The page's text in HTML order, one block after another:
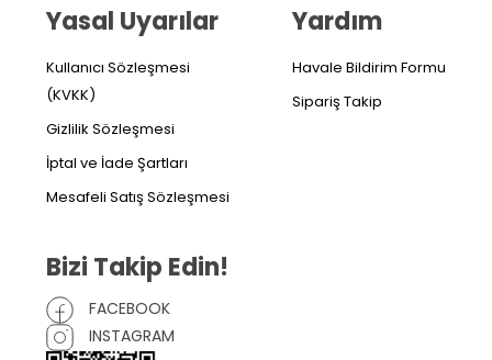
Yasal Uyarılar
Kullanıcı Sözleşmesi
(KVKK)
Gizlilik Sözleşmesi
İptal ve İade Şartları
Mesafeli Satış Sözleşmesi
Yardım
Havale Bildirim Formu
Sipariş Takip
Bizi Takip Edin!
FACEBOOK
INSTAGRAM